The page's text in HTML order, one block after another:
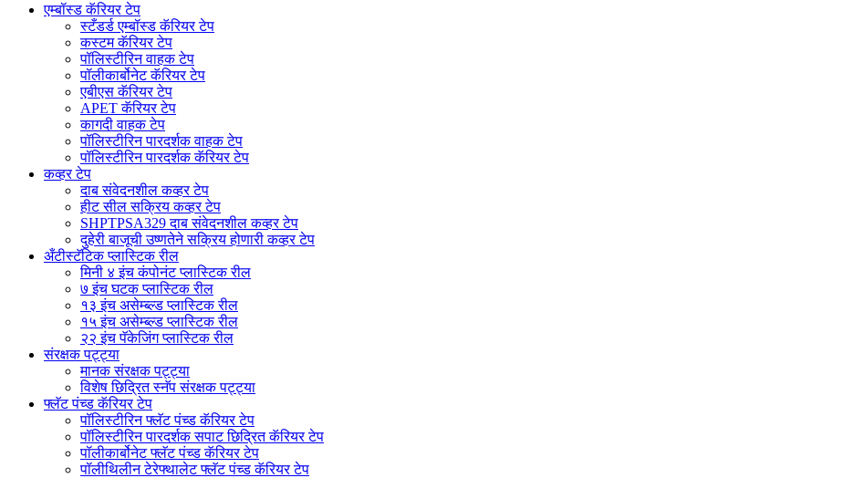
एम्बॉस्ड कॅरियर टेप
स्टँडर्ड एम्बॉस्ड कॅरियर टेप
कस्टम कॅरियर टेप
पॉलिस्टीरिन वाहक टेप
पॉलीकार्बोनेट कॅरियर टेप
एबीएस कॅरियर टेप
APET कॅरियर टेप
कागदी वाहक टेप
पॉलिस्टीरिन पारदर्शक वाहक टेप
पॉलिस्टीरिन पारदर्शक कॅरियर टेप
कव्हर टेप
दाब संवेदनशील कव्हर टेप
हीट सील सक्रिय कव्हर टेप
SHPTPSA329 दाब संवेदनशील कव्हर टेप
दुहेरी बाजूची उष्णतेने सक्रिय होणारी कव्हर टेप
अँटीस्टॅटिक प्लास्टिक रील
मिनी ४ इंच कंपोनंट प्लास्टिक रील
७ इंच घटक प्लास्टिक रील
१३ इंच असेम्ब्ल्ड प्लास्टिक रील
१५ इंच असेम्ब्ल्ड प्लास्टिक रील
२२ इंच पॅकेजिंग प्लास्टिक रील
संरक्षक पट्ट्या
मानक संरक्षक पट्ट्या
विशेष छिद्रित स्नॅप संरक्षक पट्ट्या
फ्लॅट पंच्ड कॅरियर टेप
पॉलिस्टीरिन फ्लॅट पंच्ड कॅरियर टेप
पॉलिस्टीरिन पारदर्शक सपाट छिद्रित कॅरियर टेप
पॉलीकार्बोनेट फ्लॅट पंच्ड कॅरियर टेप
पॉलीथिलीन टेरेफ्थालेट फ्लॅट पंच्ड कॅरियर टेप